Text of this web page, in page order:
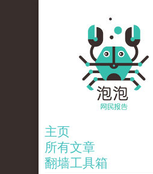
主页
所有文章
翻墙工具箱